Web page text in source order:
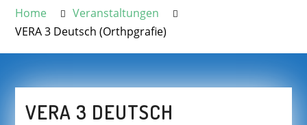
Home
Veranstaltungen
VERA 3 Deutsch (Orthpgrafie)
VERA 3 DEUTSCH